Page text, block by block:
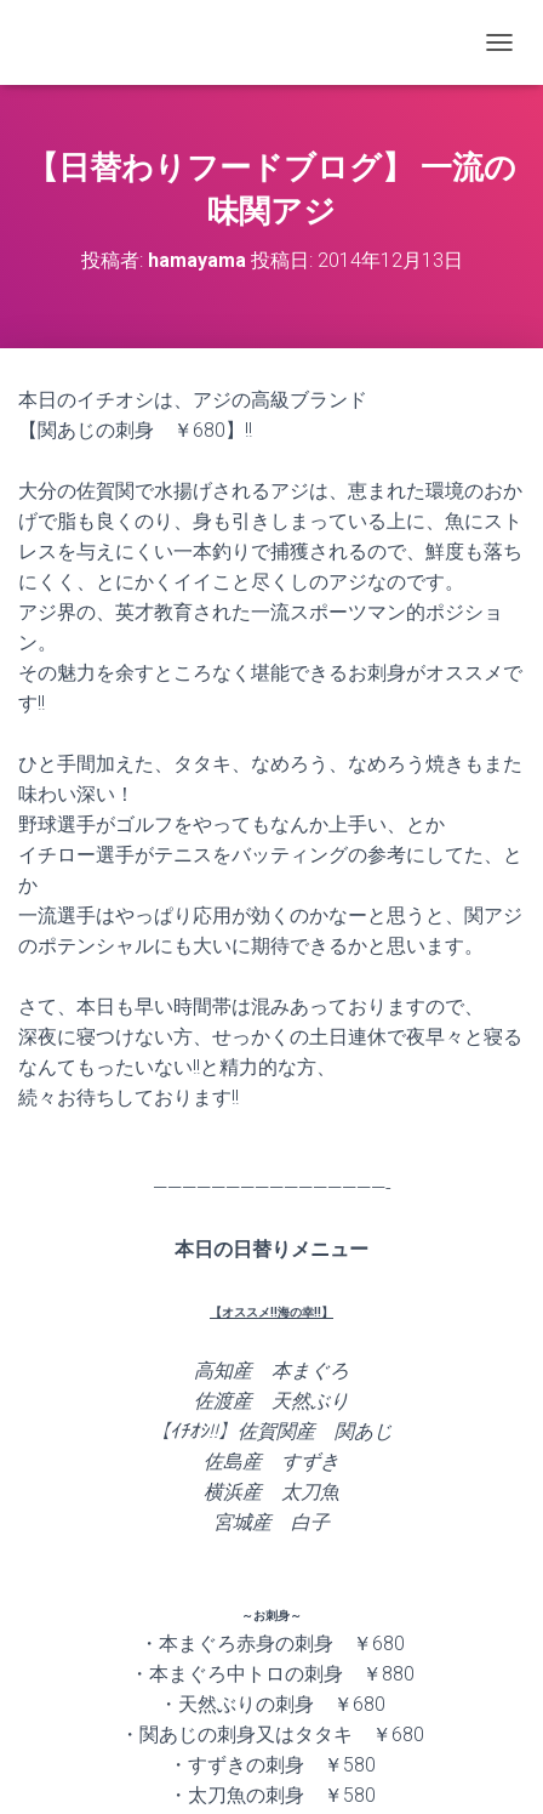
【日替わりフードブログ】 一流の
味関アジ
投稿者: hamayama投稿日: 2014年12月13日
本日のイチオシは、アジの高級ブランド
【関あじの刺身 ￥680】!!
大分の佐賀関で水揚げされるアジは、恵まれた環境のおか
げで脂も良くのり、身も引きしまっている上に、魚にスト
レスを与えにくい一本釣りで捕獲されるので、鮮度も落ち
にくく、とにかくイイこと尽くしのアジなのです。
アジ界の、英才教育された一流スポーツマン的ポジショ
ン。
その魅力を余すところなく堪能できるお刺身がオススメで
す!!
ひと手間加えた、タタキ、なめろう、なめろう焼きもまた
味わい深い！
野球選手がゴルフをやってもなんか上手い、とか
イチロー選手がテニスをバッティングの参考にしてた、と
か
一流選手はやっぱり応用が効くのかなーと思うと、関アジ
のポテンシャルにも大いに期待できるかと思います。
さて、本日も早い時間帯は混みあっておりますので、
深夜に寝つけない方、せっかくの土日連休で夜早々と寝る
なんてもったいない!!と精力的な方、
続々お待ちしております!!
————————————————-
本日の日替りメニュー
【オススメ!!海の幸!!】
高知産 本まぐろ
佐渡産 天然ぶり
【ｲﾁｵｼ!!】佐賀関産 関あじ
佐島産 すずき
横浜産 太刀魚
宮城産 白子
～お刺身～
・本まぐろ赤身の刺身 ￥680
・本まぐろ中トロの刺身 ￥880
・天然ぶりの刺身 ￥680
・関あじの刺身又はタタキ ￥680
・すずきの刺身 ￥580
・太刀魚の刺身 ￥580